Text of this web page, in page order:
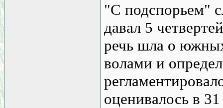
"С подспорьем"
давал 5
речь шла о
волами и
оценивалось в